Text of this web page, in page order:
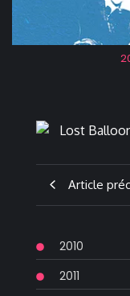
Article
2010
2011